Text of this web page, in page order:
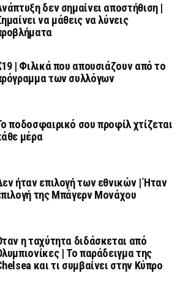
δεν σημαίνει αποστήθιση |
να μάθεις να λύνεις
| Φιλικά που απουσιάζουν από το
των συλλόγων
ποδοσφαιρικό σου προφίλ χτίζεται
μέρα
ήταν επιλογή των εθνικών | Ήταν
της Μπάγερν Μονάχου
η ταχύτητα διδάσκεται από
| Το παράδειγμα της
και τι συμβαίνει στην Κύπρο